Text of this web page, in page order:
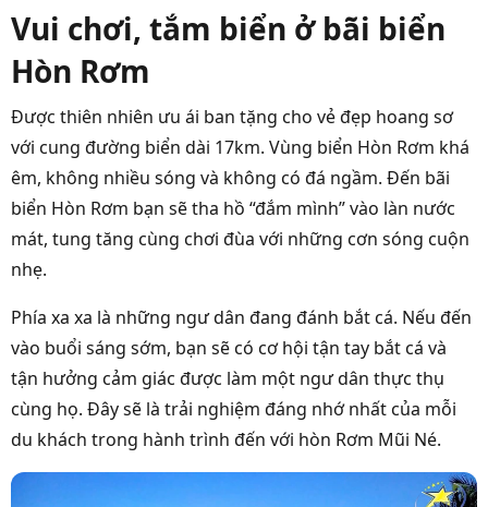
Vui chơi, tắm biển ở bãi biển
Hòn Rơm
Được thiên nhiên ưu ái ban tặng cho vẻ đẹp hoang sơ
với cung đường biển dài 17km. Vùng biển Hòn Rơm khá
êm, không nhiều sóng và không có đá ngầm. Đến bãi
biển Hòn Rơm bạn sẽ tha hồ “đắm mình” vào làn nước
mát, tung tăng cùng chơi đùa với những cơn sóng cuộn
nhẹ.
Phía xa xa là những ngư dân đang đánh bắt cá. Nếu đến
vào buổi sáng sớm, bạn sẽ có cơ hội tận tay bắt cá và
tận hưởng cảm giác được làm một ngư dân thực thụ
cùng họ. Đây sẽ là trải nghiệm đáng nhớ nhất của mỗi
du khách trong hành trình đến với hòn Rơm Mũi Né.